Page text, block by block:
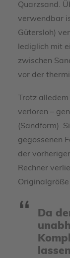
Quarzsand.
verwendbar
Gütersloh)
lediglich mit
zwischen
vor der
Trotz
verloren –
(Sandform).
gegossenen
der
Rechner
Da